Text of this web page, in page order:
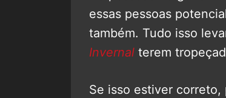
essas pessoas
também. Tudo isso
Invernal terem
Se isso estiver correto,